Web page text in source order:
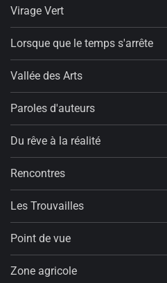
Virage Vert
Lorsque que le temps s'arrête
Vallée des Arts
Paroles d'auteurs
Du rêve à la réalité
Rencontres
Les Trouvailles
Point de vue
Zone agricole